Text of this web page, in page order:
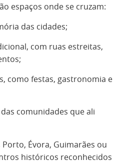
espaços onde se cruzam:
das cidades;
com ruas estreitas,
como festas, gastronomia e
comunidades que ali
Évora, Guimarães ou
históricos reconhecidos